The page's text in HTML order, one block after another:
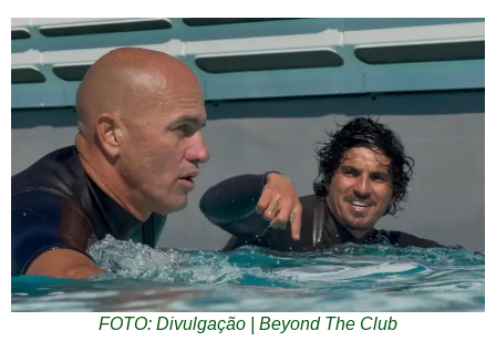
FOTO: Divulgação | Beyond The Club